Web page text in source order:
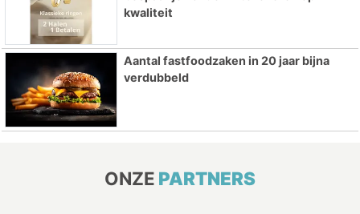
kwaliteit
Aantal fastfoodzaken in 20 jaar bijna
verdubbeld
ONZE PARTNERS